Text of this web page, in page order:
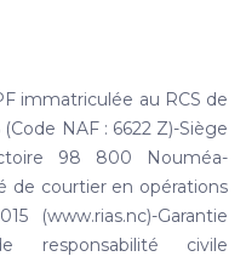
immatriculée au RCS de
NAF : 6622 Z)-Siège
98 800 Nouméa-
de courtier en opérations
(www.rias.nc)-Garantie
responsabilité civile